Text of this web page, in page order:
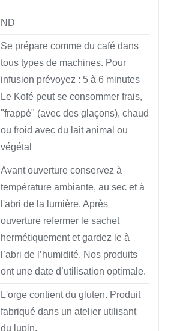
ND
Se prépare comme du café dans
tous types de machines. Pour
infusion prévoyez : 5 à 6 minutes
Le Kofé peut se consommer frais,
"frappé" (avec des glaçons), chaud
ou froid avec du lait animal ou
végétal
Avant ouverture conservez à
température ambiante, au sec et à
l'abri de la lumière. Après
ouverture refermer le sachet
hermétiquement et gardez le à
l’abri de l’humidité. Nos produits
ont une date d’utilisation optimale.
L'orge contient du gluten. Produit
fabriqué dans un atelier utilisant
du lupin.